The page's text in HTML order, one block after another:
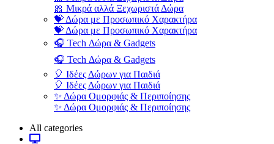
🎀 Μικρά αλλά Ξεχωριστά Δώρα
💝 Δώρα με Προσωπικό Χαρακτήρα
💝 Δώρα με Προσωπικό Χαρακτήρα
🎧 Tech Δώρα & Gadgets
🎧 Tech Δώρα & Gadgets
🎈 Ιδέες Δώρων για Παιδιά
🎈 Ιδέες Δώρων για Παιδιά
✨ Δώρα Ομορφιάς & Περιποίησης
✨ Δώρα Ομορφιάς & Περιποίησης
All categories